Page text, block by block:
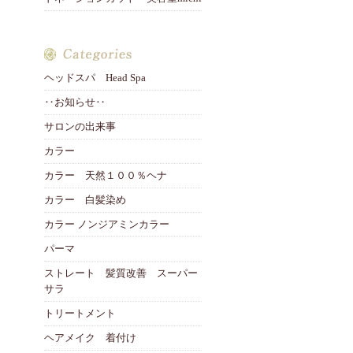
ヘッドスパ Head Spa
‥お知らせ‥
サロンの出来事
カラー
カラー 天然１００％ヘナ
カラー 白髪染め
カラー ノンジアミンカラー
パーマ
ストレート 髪質改善 スーパー
サラ
トリートメント
ヘアメイク 着付け